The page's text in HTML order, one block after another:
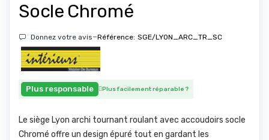
Socle Chromé
Donnez votre avis-Référence: SGE/LYON_ARC_TR_SC
Plus responsable Plus facilement réparable ?
Le siège Lyon archi tournant roulant avec accoudoirs socle
Chromé offre un design épuré tout en gardant les